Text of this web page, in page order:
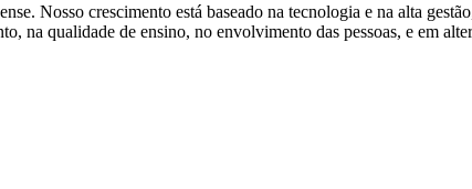
Nosso crescimento está baseado na tecnologia e na alta
na qualidade de ensino, no envolvimento das pessoas, e em